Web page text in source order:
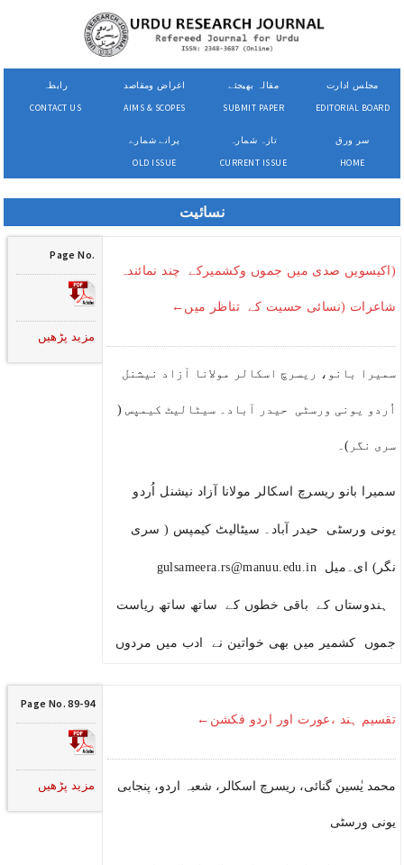
رابطہ
CONTACT US
اغراض ومقاصد
AIMS & SCOPES
مقالہ بھیجئے
SUBMIT PAPER
مجلس ادارت
EDITORIAL BOARD
پرانے شمارے
OLD ISSUE
تازہ شمارہ
CURRENT ISSUE
سر ورق
HOME
نسائیت
(اکیسویں صدی میں جموں وکشمیرکے چند نمائندہ
شاعرات (نسائی حسیت کے تناظر میں←
سمیرا بانو، ریسرچ اسکالر مولانا آزاد نیشنل
اُردو یونی ورسٹی حیدر آباد۔ سیٹالیٹ کیمپس (
سری نگر)۔
سمیرا بانو ریسرچ اسکالر مولانا آزاد نیشنل اُردو
یونی ورسٹی حیدر آباد۔ سیٹالیٹ کیمپس ( سری
ہندوستاں کے باقی خطوں کے ساتھ ساتھ ریاست
جموں کشمیر میں بھی خواتین نے ادب میں مردوں
Page No.
مزید پڑھیں
تقسیم ہند ،عورت اور اردو فکشن←
محمد یٰسین گنائی، ریسرچ اسکالر، شعبہ اردو، پنجابی
یونی ورسٹی
Page No. 89-94
مزید پڑھیں